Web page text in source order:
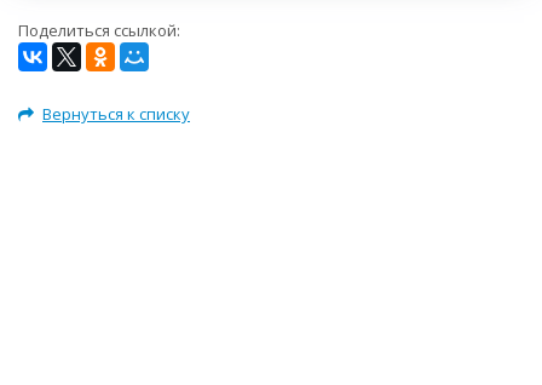
Поделиться ссылкой:
Вернуться к списку